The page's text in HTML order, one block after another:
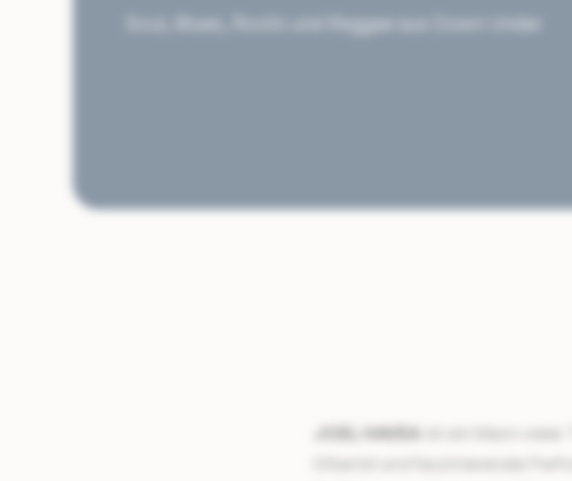
Soul, Blues, Roots und Reggae aus Down Under